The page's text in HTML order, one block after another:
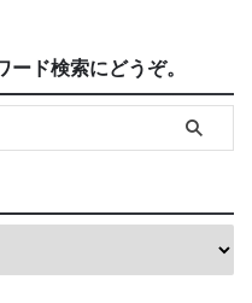
ド検索にどうぞ。